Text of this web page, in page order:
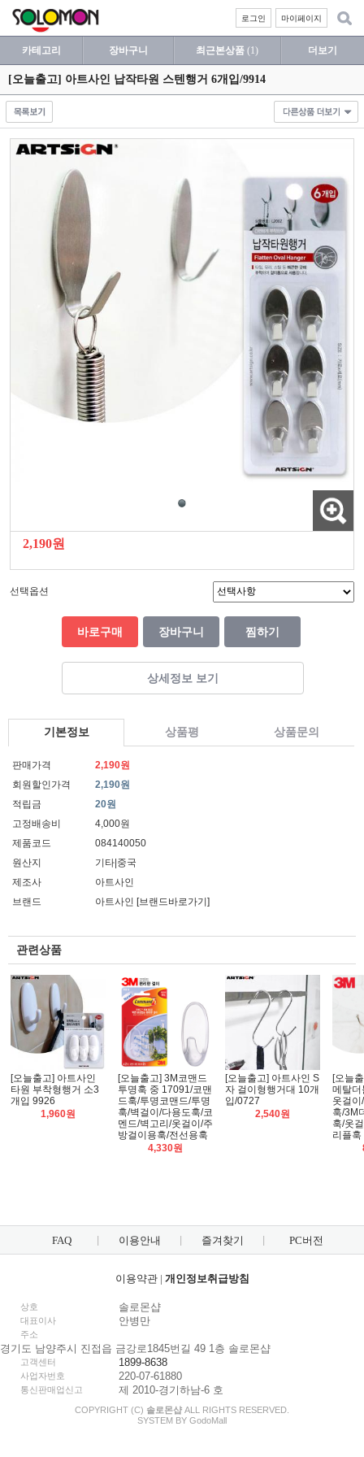
마이페이지
로그인
카테고리 장바구니 최근본상품 (1) 더보기
[오늘출고] 아트사인 납작타원 스텐행거 6개입/9914
2,190원
선택옵션
바로구매 장바구니 찜하기
상세정보 보기
기본정보 상품평 상품문의
판매가격
2,190원
회원할인가격
2,190원
적립금
20원
고정배송비
4,000원
제품코드
084140050
원산지
기타|중국
제조사
아트사인
브랜드
아트사인 [브랜드바로가기]
관련상품
[오늘출고] 아트사인
타원 부착형행거 소3
개입 9926
1,960원
[오늘출고] 3M코맨드
투명훅 중 17091/코맨
드훅/투명코맨드/투명
훅/벽걸이/다용도훅/코
멘드/벽고리/옷걸이/주
방걸이용훅/전선용훅
4,330원
[오늘출고] 아트사인 S
자 걸이형행거대 10개
입/0727
2,540원
[오늘
메탈더
옷걸
훅/3M
훅/옷
리플훅
FAQ 이용안내 즐겨찾기 PC버전
이용약관| 개인정보취급방침
상호 솔로몬샵
대표이사 안병만
주소
경기도 남양주시 진접읍 금강로1845번길 49 1층 솔로몬샵
고객센터 1899-8638
사업자번호 220-07-61880
통신판매업신고 제 2010-경기하남-6 호
COPYRIGHT (C) 솔로몬샵 ALL RIGHTS RESERVED.
SYSTEM BY GodoMall